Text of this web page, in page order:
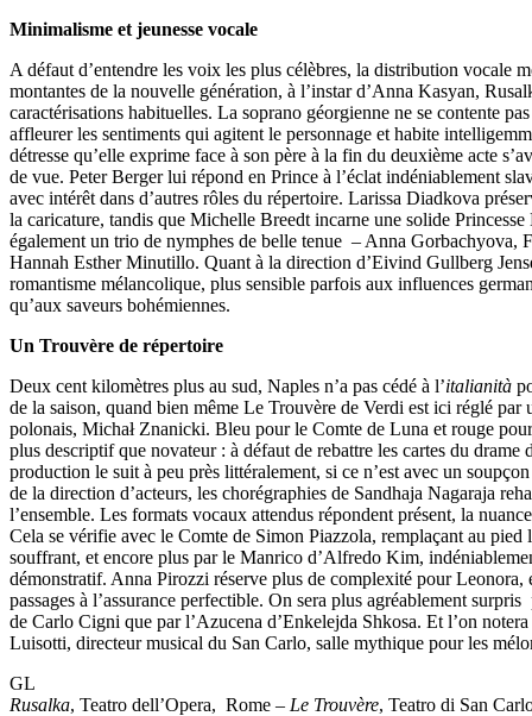
Minimalisme et jeunesse vocale
A défaut d’entendre les voix les plus célèbres, la distribution vocale
montantes de la nouvelle génération, à l’instar d’Anna Kasyan,
caractérisations habituelles. La soprano géorgienne ne se contente
affleurer les sentiments qui agitent le personnage et habite
détresse qu’elle exprime face à son père à la fin du deuxième acte
de vue. Peter Berger lui répond en Prince à l’éclat indéniablement
avec intérêt dans d’autres rôles du répertoire. Larissa Diadkova
la caricature, tandis que Michelle Breedt incarne une solide Princesse
également un trio de nymphes de belle tenue – Anna Gorbachyova,
Hannah Esther Minutillo. Quant à la direction d’Eivind Gullberg
romantisme mélancolique, plus sensible parfois aux influences
qu’aux saveurs bohémiennes.
Un Trouvère de répertoire
Deux cent kilomètres plus au sud, Naples n’a pas cédé à l’italianità
de la saison, quand bien même Le Trouvère de Verdi est ici réglé par
polonais, Michał Znanicki. Bleu pour le Comte de Luna et rouge
plus descriptif que novateur : à défaut de rebattre les cartes du drame
production le suit à peu près littéralement, si ce n’est avec un
de la direction d’acteurs, les chorégraphies de Sandhaja Nagaraja
l’ensemble. Les formats vocaux attendus répondent présent, la
Cela se vérifie avec le Comte de Simon Piazzola, remplaçant au pied
souffrant, et encore plus par le Manrico d’Alfredo Kim,
démonstratif. Anna Pirozzi réserve plus de complexité pour Leonora,
passages à l’assurance perfectible. On sera plus agréablement
de Carlo Cigni que par l’Azucena d’Enkelejda Shkosa. Et l’on
Luisotti, directeur musical du San Carlo, salle mythique pour les
GL
Rusalka, Teatro dell’Opera, Rome – Le Trouvère, Teatro di San